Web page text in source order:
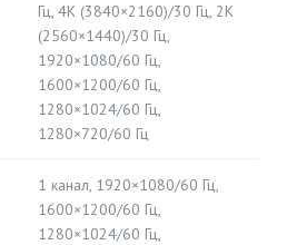
Гц, 4K (3840×2160)/30 Гц, 2K
(2560×1440)/30 Гц,
1920×1080/60 Гц,
1600×1200/60 Гц,
1280×1024/60 Гц,
1280×720/60 Гц
1 канал, 1920×1080/60 Гц,
1600×1200/60 Гц,
1280×1024/60 Гц,